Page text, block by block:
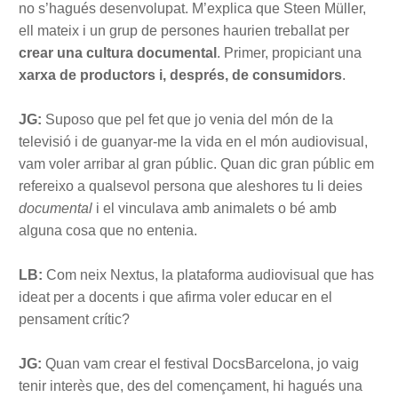
no s’hagués desenvolupat. M’explica que Steen Müller,
ell mateix i un grup de persones haurien treballat per
crear una cultura documental . Primer, propiciant una
xarxa de productors i, després, de consumidors.
JG: Suposo que pel fet que jo venia del món de la
televisió i de guanyar-me la vida en el món audiovisual,
vam voler arribar al gran públic. Quan dic gran públic em
refereixo a qualsevol persona que aleshores tu li deies
documental i el vinculava amb animalets o bé amb
alguna cosa que no entenia.
LB: Com neix Nextus, la plataforma audiovisual que has
ideat per a docents i que afirma voler educar en el
pensament crític?
JG: Quan vam crear el festival DocsBarcelona, jo vaig
tenir interès que, des del començament, hi hagués una